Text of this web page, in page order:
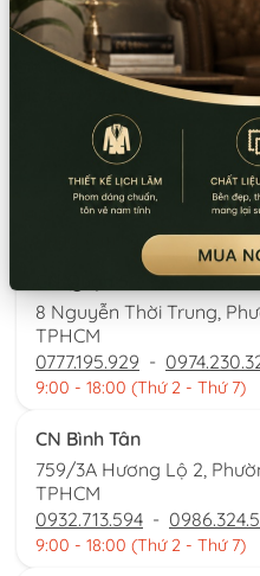
Số lượng
Còn
Xem
Giá thuê:580.000
1.740.000
Thông tin chi nhánh
*LƯU Ý: Thời gian làm việc
8 Nguyễn Thời Trung,
TPHCM
0777.195.929 -
9:00 - 18:00 (Thứ 2 - Thứ 7)
CN Bình Tân
759/3A Hương Lộ 2,
TPHCM
0932.713.594 -
9:00 - 18:00 (Thứ 2 - Thứ 7)